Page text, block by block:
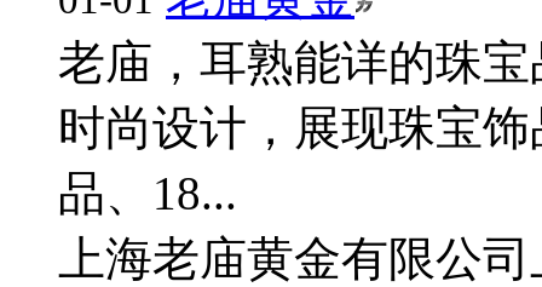
老庙，耳熟能详的珠
时尚设计，展现珠宝
品、18...
上海老庙黄金有限公司